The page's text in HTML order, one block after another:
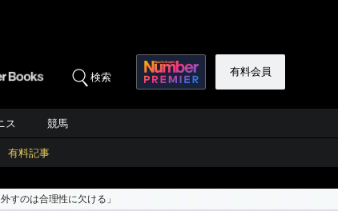
検索 有料会員
ス 競馬
有料記事
すのは合理性に欠ける」